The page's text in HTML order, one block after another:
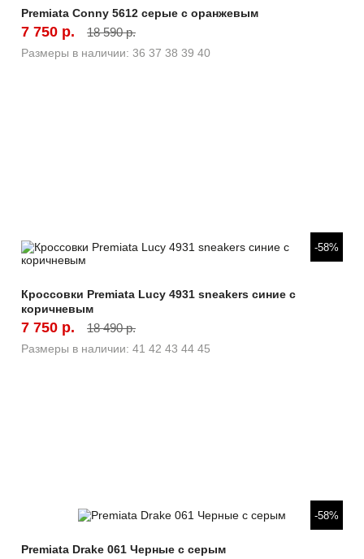
Premiata Conny 5612 серые с оранжевым
7 750 р. 18 590 р.
Размеры в наличии: 36 37 38 39 40
Быстрый просмотр -58%
Кроссовки Premiata Lucy 4931 sneakers синие с
коричневым
7 750 р. 18 490 р.
Размеры в наличии: 41 42 43 44 45
Быстрый просмотр -58%
Premiata Drake 061 Черные с серым